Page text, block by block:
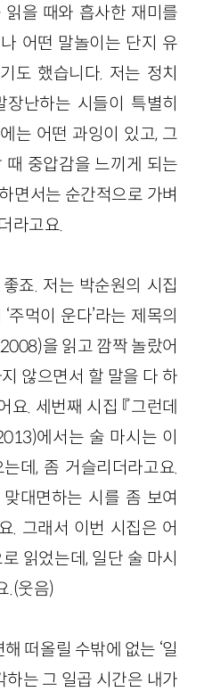
을 때와 흡사한 재미를
어떤 말놀이는 단지 유
도 했습니다. 저는 정치
난하는 시들이 특별히
는 어떤 과잉이 있고, 그
중압감을 느끼게 되는
면서는 순간적으로 가벼
라고요.
죠. 저는 박순원의 시집
주먹이 운다’라는 제목의
2008)을 읽고 깜짝 놀랐어
않으면서 할 말을 다 하
요. 세번째 시집 『그런데
)에서는 술 마시는 이
데, 좀 거슬리더라고요.
대면하는 시를 좀 보여
. 그래서 이번 시집은 어
읽었는데, 일단 술 마시
.(웃음)
떠올릴 수밖에 없는 ‘일
하는 그 일곱 시간은 내가